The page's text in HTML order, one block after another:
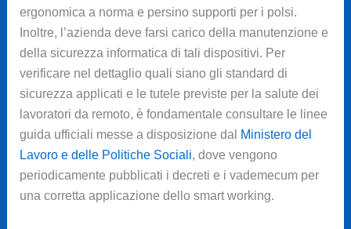
ergonomica a norma e persino supporti per i polsi.
Inoltre, l’azienda deve farsi carico della manutenzione e
della sicurezza informatica di tali dispositivi. Per
verificare nel dettaglio quali siano gli standard di
sicurezza applicati e le tutele previste per la salute dei
lavoratori da remoto, è fondamentale consultare le linee
guida ufficiali messe a disposizione dal
Ministero del
Lavoro e delle Politiche Sociali, dove vengono
periodicamente pubblicati i decreti e i vademecum per
una corretta applicazione dello smart working.